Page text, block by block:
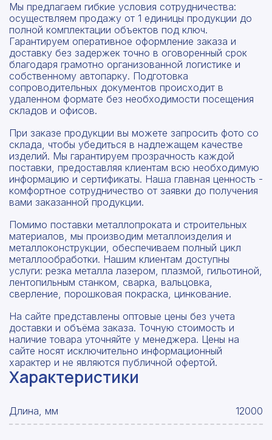
Мы предлагаем гибкие условия сотрудничества:
осуществляем продажу от 1 единицы продукции до
полной комплектации объектов под ключ.
Гарантируем оперативное оформление заказа и
доставку без задержек точно в оговоренный срок
благодаря грамотно организованной логистике и
собственному автопарку. Подготовка
сопроводительных документов происходит в
удаленном формате без необходимости посещения
складов и офисов.
При заказе продукции вы можете запросить фото со
склада, чтобы убедиться в надлежащем качестве
изделий. Мы гарантируем прозрачность каждой
поставки, предоставляя клиентам всю необходимую
информацию и сертификаты. Наша главная ценность -
комфортное сотрудничество от заявки до получения
вами заказанной продукции.
Помимо поставки металлопроката и строительных
материалов, мы производим металлоизделия и
металлоконструкции, обеспечиваем полный цикл
металлообработки. Нашим клиентам доступны
услуги: резка металла лазером, плазмой, гильотиной,
лентопильным станком, сварка, вальцовка,
сверление, порошковая покраска, цинкование.
На сайте представлены оптовые цены без учета
доставки и объёма заказа. Точную стоимость и
наличие товара уточняйте у менеджера. Цены на
сайте носят исключительно информационный
характер и не являются публичной офертой.
Характеристики
Длина, мм 12000